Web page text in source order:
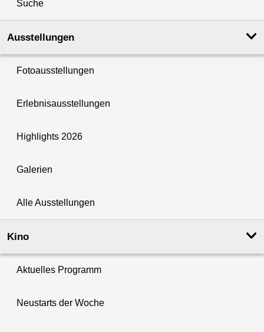
Suche
Ausstellungen
Fotoausstellungen
Erlebnisausstellungen
Highlights 2026
Galerien
Alle Ausstellungen
Kino
Aktuelles Programm
Neustarts der Woche